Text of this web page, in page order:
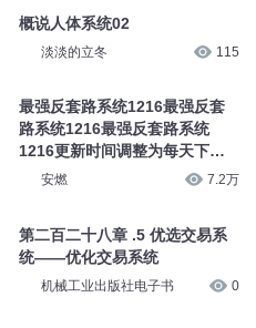
概说人体系统02
淡淡的立冬 115
最强反套路系统1216最强反套
路系统1216最强反套路系统
1216更新时间调整为每天下午2
安燃 7.2万
第二百二十八章 .5 优选交易系
统——优化交易系统
机械工业出版社电子书 0